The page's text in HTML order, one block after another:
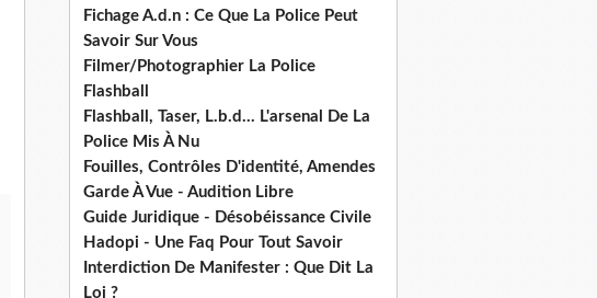
Fichage A.d.n : Ce Que La Police Peut
Savoir Sur Vous
Filmer/Photographier La Police
Flashball
Flashball, Taser, L.b.d... L'arsenal De La
Police Mis À Nu
Fouilles, Contrôles D'identité, Amendes
Garde À Vue - Audition Libre
Guide Juridique - Désobéissance Civile
Hadopi - Une Faq Pour Tout Savoir
Interdiction De Manifester : Que Dit La
Loi ?